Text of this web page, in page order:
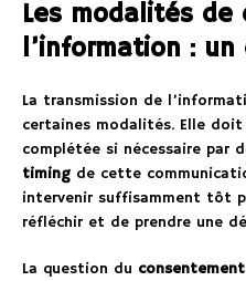
Les modalités de
l’information :
La transmission de
certaines modalités. Elle
complétée si nécessaire par
timing de cette
intervenir suffisamment tôt
réfléchir et de prendre une
La question du